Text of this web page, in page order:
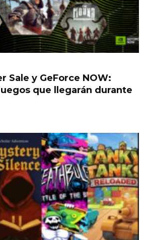
Sale y GeForce NOW:
que llegarán durante